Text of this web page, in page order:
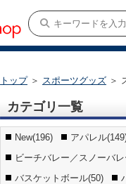
トップ ＞ スポーツグッズ ＞
カテゴリ一覧
New(196) アパレル
ビーチバレー／スノーバ
バスケットボール(50)